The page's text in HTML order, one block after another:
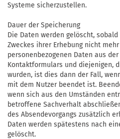
Systeme sicherzustellen.
Dauer der Speicherung
Die Daten werden gelöscht,
Zweckes ihrer Erhebung nicht
personenbezogenen Daten aus
Kontaktformulars und diejenigen,
wurden, ist dies dann der Fall,
mit dem Nutzer beendet ist.
wenn sich aus den Umständen
betroffene Sachverhalt
des Absendevorgangs zusätzlich
Daten werden spätestens nach
gelöscht.